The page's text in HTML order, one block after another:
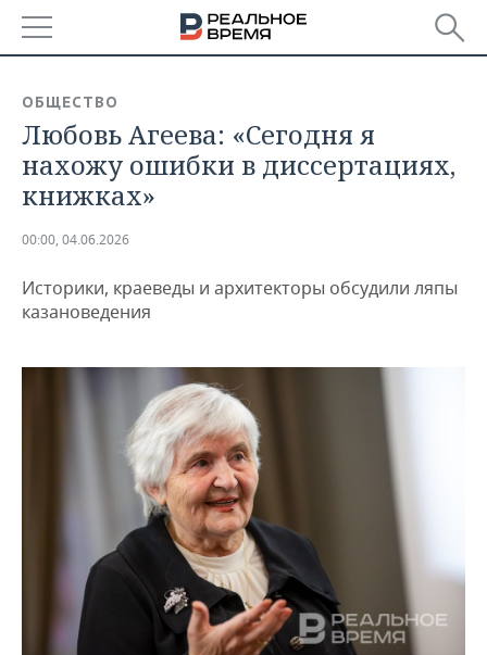
БАШКОРТОСТАН
ТАТАРСТАН
НОВОСТИ
АНАЛИТИКА
ДЕКЛАРАЦИИ О ДОХОДАХ
КОРОЛИ ГОСЗАКАЗА ПФО
ВУЗЫ ТАТАРСТАНА
КОМУ ПРИНАДЛЕЖАТ
ТОРГОВЫЕ ЦЕНТРЫ
ТАТАРСТАНА
НОВОСТИ ЭКОНОМИКИ
ФИНАНСЫ
БАНКИ
ИНВЕСТИЦИИ
ПРОМЫШЛЕННОСТЬ
НОВОСТИ
МАШИНОСТРОЕНИЕ
НЕФТЕХИМИЯ
ЭНЕРГЕТИКА
НЕДВИЖИМОСТЬ
НОВОСТИ НЕДВИЖИМОСТИ
НОВОСТИ АВТО
НОВОСТИ БИЗНЕСА
РОЗНИЧНАЯ ТОРГОВЛЯ
ТРАНСПОРТ
УСЛУГИ
ТЕХНОЛОГИИ
НОВОСТИ ТЕХНОЛОГИЙ
МЕДИА
МЕРОПРИЯТИЯ
НОВОСТИ МЕРОПРИЯТИЙ
ВЫЕЗДНАЯ РЕДАКЦИЯ
НОВОСТИ СПОРТА
ОБЩЕСТВО
ОБЩЕСТВО
Любовь Агеева: «Сегодня я
нахожу ошибки в диссертациях,
книжках»
00:00, 04.06.2026
Историки, краеведы и архитекторы обсудили ляпы
казановедения